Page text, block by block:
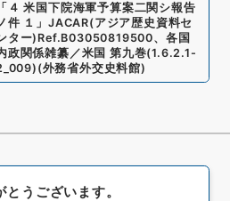
「 ４ 米国下院海軍予算案二関シ報告
件 １ 」 JACAR(アジア歴史資料セ
ター) Ref.B03050819500、 各国
政関係雑纂／米国 第九巻(1.6.2.1-
) (外務省外交史料館)
うございます。